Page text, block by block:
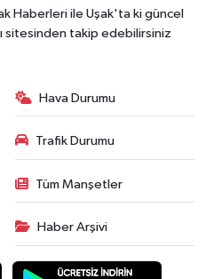
Haberleri ile Uşak'ta ki güncel
sitesinden takip edebilirsiniz
Hava Durumu
Trafik Durumu
Tüm Manşetler
Haber Arşivi